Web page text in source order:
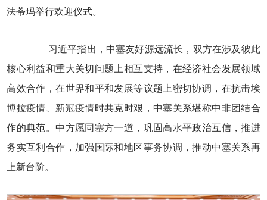
法蒂玛举行欢迎仪式。
习近平指出，中塞友好源远流长，双方在涉及彼此
核心利益和重大关切问题上相互支持，在经济社会发展领域
高效合作，在世界和平和发展等议题上密切协调，在抗击埃
博拉疫情、新冠疫情时共克时艰，中塞关系堪称中非团结合
作的典范。中方愿同塞方一道，巩固高水平政治互信，推进
务实互利合作，加强国际和地区事务协调，推动中塞关系再
上新台阶。